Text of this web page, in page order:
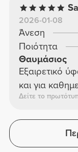
2026-01-08
Άνεση
Ποιότητα
Θαυμάσιος
Εξαιρετικό
και για
Δείτε το